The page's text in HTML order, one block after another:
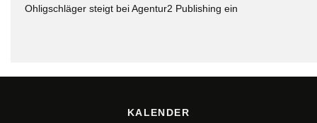
Ohligschläger steigt bei Agentur2 Publishing ein
KALENDER